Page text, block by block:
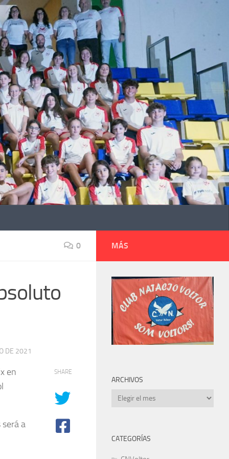
0
DE 2021
en
a
SHARE
MÁS
ARCHIVOS
Archivos
CATEGORÍAS